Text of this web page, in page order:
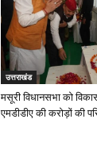
उत्तराखंड
मसूरी विधानसभा को
एमडीडीए की करोड़ों की